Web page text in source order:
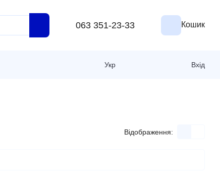
063 351-23-33 Кошик
Укр Вхід
Відображення: